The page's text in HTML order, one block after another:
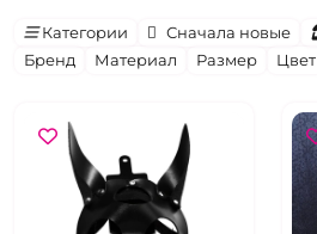
Категории Сначала новые
Бренд
Материал Размер Цвет